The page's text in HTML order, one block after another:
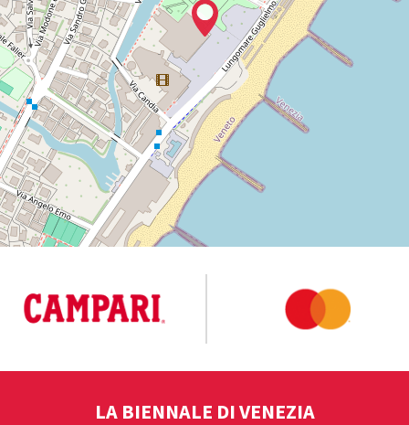
LA BIENNALE DI VENEZIA